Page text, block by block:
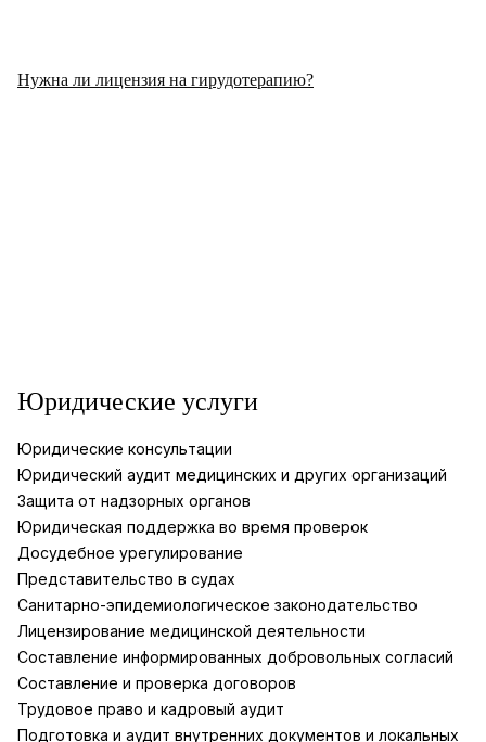
Нужна ли лицензия на гирудотерапию?
Юридические услуги
Юридические консультации
Юридический аудит медицинских и других организаций
Защита от надзорных органов
Юридическая поддержка во время проверок
Досудебное урегулирование
Представительство в судах
Санитарно-эпидемиологическое законодательство
Лицензирование медицинской деятельности
Составление информированных добровольных согласий
Составление и проверка договоров
Трудовое право и кадровый аудит
Подготовка и аудит внутренних документов и локальных